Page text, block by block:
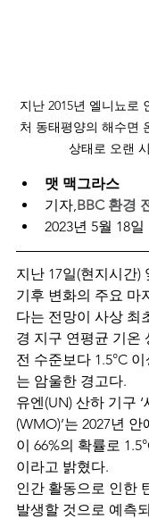
지난 2015년 엘니뇨로
처 동태평양의 해수면
상태로 오랜
맷 맥그라스
기자, BBC 환경
2023년 5월 18일
지난 17일(현지시간)
기후 변화의 주요 마
다는 전망이 사상 최
경 지구 연평균 기온
전 수준보다 1.5°C
는 암울한 경고다.
유엔(UN) 산하 기구
(WMO)’는 2027년
이 66%의 확률로
이라고 밝혔다.
인간 활동으로 인한
발생할 것으로 예측